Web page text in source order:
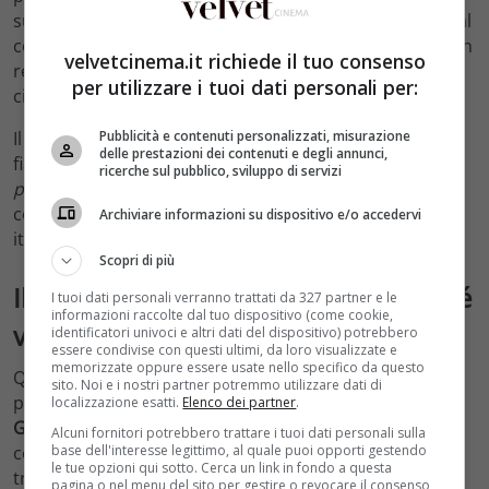
sua versatilità le ha permesso di passare dal dramma al
commedia senza mai perdere credibilità, lavorando con
registi che rappresentano l’intero spettro del grande
cinema nostrano.
Il suo ultimo lavoro cinematografico risale al 2008: al
fianco di
Lino Banfi, ha partecipato aL’allenatore nel
pallone 2
commedia, con uno dei volti più amati della risata
italiana — quasi un cerchio che si chiude con il sorriso.
Il ricordo di Giuliana Calandra: perché
vale la pena riscoprirla
Quando se ne vanno le grandi caratteriste, il cinema
perde qualcosa che non si vede subito ma si sente.
Giuliana Calandraera di quella pasta: attrice che non
cercava i riflettori ma li meritava ogni volta che li
trovava. Riscoprire la sua filmografia — da Argento a
velvetcinema.it richiede il tuo consenso
per utilizzare i tuoi dati personali per:
Pubblicità e contenuti personalizzati, misurazione
delle prestazioni dei contenuti e degli annunci,
ricerche sul pubblico, sviluppo di servizi
Archiviare informazioni su dispositivo e/o accedervi
Scopri di più
I tuoi dati personali verranno trattati da 327 partner e le
informazioni raccolte dal tuo dispositivo (come cookie,
identificatori univoci e altri dati del dispositivo) potrebbero
essere condivise con questi ultimi, da loro visualizzate e
memorizzate oppure essere usate nello specifico da questo
sito. Noi e i nostri partner potremmo utilizzare dati di
localizzazione esatti. Elenco dei partner.
Alcuni fornitori potrebbero trattare i tuoi dati personali sulla
base dell'interesse legittimo, al quale puoi opporti gestendo
le tue opzioni qui sotto. Cerca un link in fondo a questa
pagina o nel menu del sito per gestire o revocare il consenso